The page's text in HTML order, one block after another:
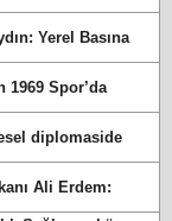
Yerel Basına
1969 Spor’da
diplomaside
Ali Erdem: